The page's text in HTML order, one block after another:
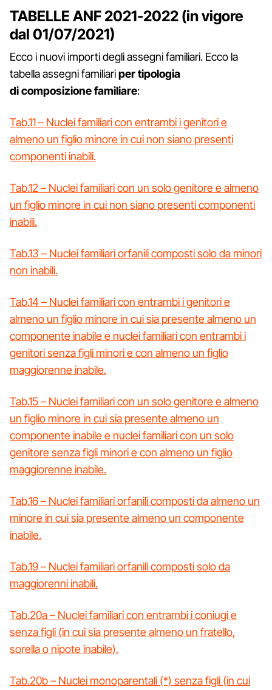
TABELLE ANF 2021-2022 (in vigore
dal 01/07/2021)
Ecco i nuovi importi degli assegni familiari. Ecco la
tabella assegni familiariper tipologia
di composizione familiare:
Tab.11 – Nuclei familiari con entrambi i genitori e
almeno un figlio minore in cui non siano presenti
componenti inabili.
Tab.12 – Nuclei familiari con un solo genitore e almeno
un figlio minore in cui non siano presenti componenti
inabili.
Tab.13 – Nuclei familiari orfanili composti solo da minori
non inabili.
Tab.14 – Nuclei familiari con entrambi i genitori e
almeno un figlio minore in cui sia presente almeno un
componente inabile e nuclei familiari con entrambi i
genitori senza figli minori e con almeno un figlio
maggiorenne inabile.
Tab.15 – Nuclei familiari con un solo genitore e almeno
un figlio minore in cui sia presente almeno un
componente inabile e nuclei familiari con un solo
genitore senza figli minori e con almeno un figlio
maggiorenne inabile.
Tab.16 – Nuclei familiari orfanili composti da almeno un
minore in cui sia presente almeno un componente
inabile.
Tab.19 – Nuclei familiari orfanili composti solo da
maggiorenni inabili.
Tab.20a – Nuclei familiari con entrambi i coniugi e
senza figli (in cui sia presente almeno un fratello,
sorella o nipote inabile).
Tab.20b – Nuclei monoparentali (*) senza figli (in cui